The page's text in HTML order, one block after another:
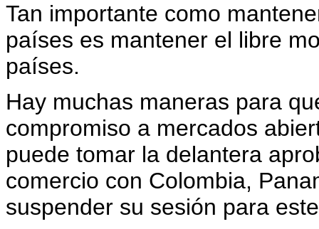
Tan importante como
países es mantener el libre
países.
Hay muchas maneras para
compromiso a mercados
puede tomar la delantera
comercio con Colombia,
suspender su sesión para